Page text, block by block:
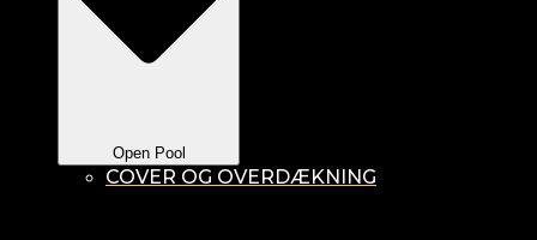
Open Pool
COVER OG OVERDÆKNING